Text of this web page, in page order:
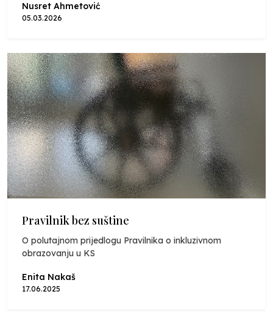
Nusret Ahmetović
05.03.2026
Pravilnik bez suštine
O polutajnom prijedlogu Pravilnika o inkluzivnom
obrazovanju u KS
Enita Nakaš
17.06.2025